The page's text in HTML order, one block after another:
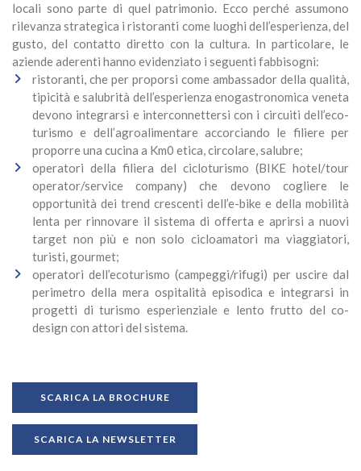
locali sono parte di quel patrimonio. Ecco perché assumono
rilevanza strategica i ristoranti come luoghi dell’esperienza, del
gusto, del contatto diretto con la cultura. In particolare, le
aziende aderenti hanno evidenziato i seguenti fabbisogni:
ristoranti, che per proporsi come ambassador della qualità,
tipicità e salubrità dell’esperienza enogastronomica veneta
devono integrarsi e interconnettersi con i circuiti dell’eco-
turismo e dell’agroalimentare accorciando le filiere per
proporre una cucina a Km0 etica, circolare, salubre;
operatori della filiera del cicloturismo (BIKE hotel/tour
operator/service company) che devono cogliere le
opportunità dei trend crescenti dell’e-bike e della mobilità
lenta per rinnovare il sistema di offerta e aprirsi a nuovi
target non più e non solo cicloamatori ma viaggiatori,
turisti, gourmet;
operatori dell’ecoturismo (campeggi/rifugi) per uscire dal
perimetro della mera ospitalità episodica e integrarsi in
progetti di turismo esperienziale e lento frutto del co-
design con attori del sistema.
SCARICA LA BROCHURE
SCARICA LA NEWSLETTER